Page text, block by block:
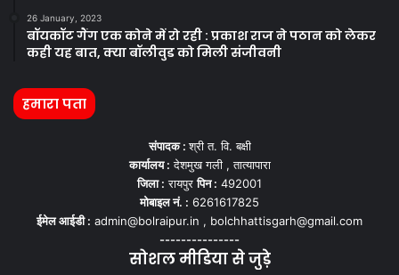
26 January, 2023
बॉयकॉट गैंग एक कोने में रो रही : प्रकाश राज ने पठान को लेकर
कही यह बात, क्या बॉलीवुड को मिली संजीवनी
हमारा पता
संपादक :श्री त. वि. बक्षी
कार्यालय : देशमुख गली , तात्यापारा
जिला : रायपुरपिन : 492001
मोबाइल नं. : 6261617825
ईमेल आईडी : admin@bolraipur.in , bolchhattisgarh@gmail.com
---------------
सोशल मीडिया से जुड़े